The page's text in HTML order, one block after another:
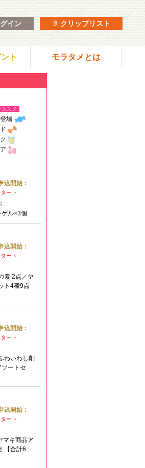
イン クリップリスト
ト モラタメとは
ススメ
場
込開始：
ート
…
ゲル×3個
込開始：
ート
素 2点／ヤ
ト4種9点
込開始：
ート
わいわし削
ートセ
込開始：
ート
マキ商品ア
【合計6